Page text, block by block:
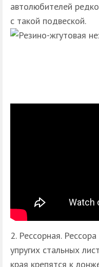
автолюбителей
с такой подвеской.
2. Рессорная.
упругих стальных
края крепятся к